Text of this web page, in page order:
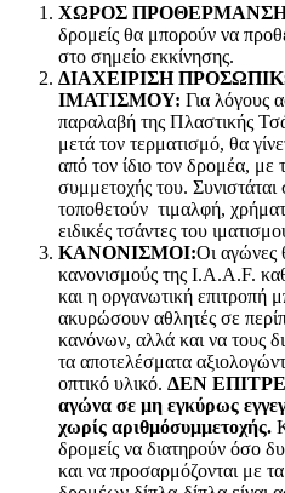
ΧΩΡΟΣ
δρομείς θα μπορούν να
στο σημείο εκκίνησης.
ΔΙΑΧΕΙΡΙΣΗ
ΙΜΑΤΙΣΜΟΥ: Για λόγους
παραλαβή της Πλαστικής
μετά τον τερματισμό, θα
από τον ίδιο τον δρομέα, με
συμμετοχής του.
τοποθετούν τιμαλφή,
ειδικές τσάντες του
ΚΑΝΟΝΙΣΜΟΙ:Οι αγώνες
κανονισμούς της I.A.A.F.
και η οργανωτική επιτροπή
ακυρώσουν αθλητές σε
κανόνων, αλλά και να τους
τα αποτελέσματα
οπτικό υλικό. ΔΕΝ
αγώνα σε μη εγκύρως
χωρίς αριθμόσυμμετοχής.
δρομείς να διατηρούν όσο
και να προσαρμόζονται με